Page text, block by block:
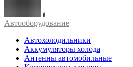
Автооборудование
Автохолодильники
Аккумуляторы холода
Антенны автомобильные